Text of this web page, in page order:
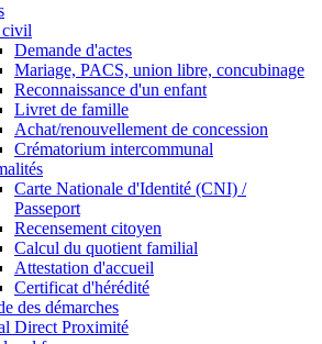
civil
Demande d'actes
Mariage, PACS, union libre, concubinage
Reconnaissance d'un enfant
Livret de famille
Achat/renouvellement de concession
Crématorium intercommunal
Carte Nationale d'Identité (CNI) /
Passeport
Recensement citoyen
Calcul du quotient familial
Attestation d'accueil
Certificat d'hérédité
des démarches
Direct Proximité